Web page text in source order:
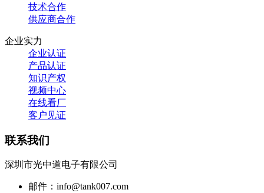
技术合作
供应商合作
企业实力
企业认证
产品认证
知识产权
视频中心
在线看厂
客户见证
联系我们
深圳市光中道电子有限公司
邮件：info@tank007.com